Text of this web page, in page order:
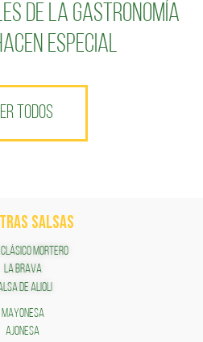
de la gastronomía
especial
TODOS
SALSAS
MORTERO
LA BRAVA
DE ALIOLI
MAYONESA
AJONESA